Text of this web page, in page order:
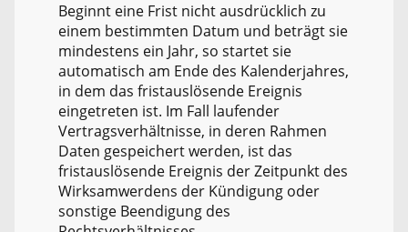
Beginnt eine Frist nicht ausdrücklich zu
einem bestimmten Datum und beträgt sie
mindestens ein Jahr, so startet sie
automatisch am Ende des Kalenderjahres,
in dem das fristauslösende Ereignis
eingetreten ist. Im Fall laufender
Vertragsverhältnisse, in deren Rahmen
Daten gespeichert werden, ist das
fristauslösende Ereignis der Zeitpunkt des
Wirksamwerdens der Kündigung oder
sonstige Beendigung des